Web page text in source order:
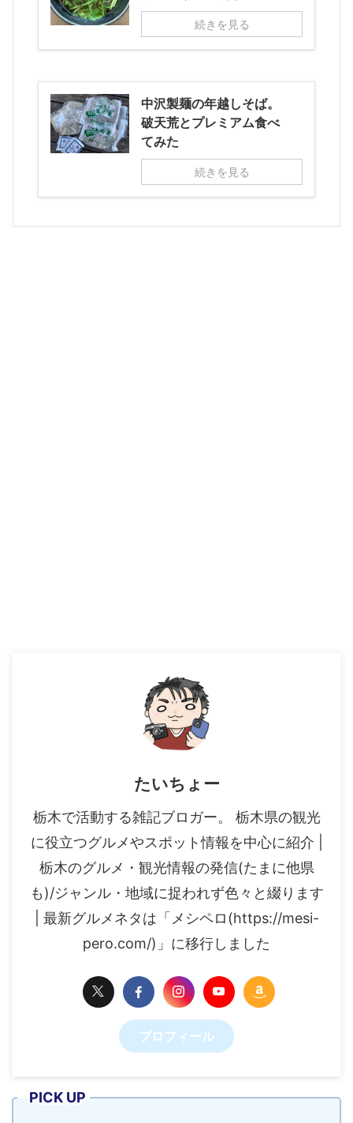
続きを見る
中沢製麺の年越しそば。
破天荒とプレミアム食べ
てみた
続きを見る
たいちょー
栃木で活動する雑記ブロガー。 栃木県の観光
に役立つグルメやスポット情報を中心に紹介 |
栃木のグルメ・観光情報の発信(たまに他県
も)/ジャンル・地域に捉われず色々と綴ります
| 最新グルメネタは「メシペロ(https://mesi-
pero.com/)」に移行しました
プロフィール
PICK UP